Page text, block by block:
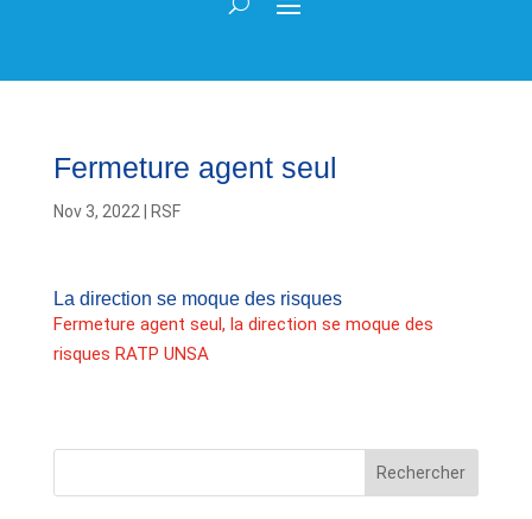
Fermeture agent seul
Nov 3, 2022| RSF
La direction se moque des risques
Fermeture agent seul, la direction se moque des
risques RATP UNSA
Rechercher